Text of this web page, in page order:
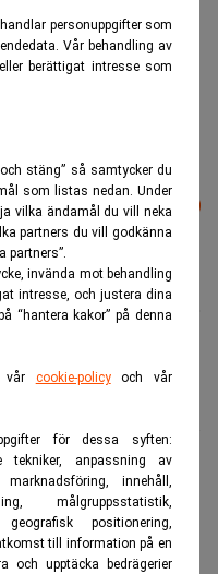
personuppgifter som
Vår behandling av
berättigat intresse som
stäng” så samtycker du
som listas nedan. Under
vilka ändamål du vill neka
partners du vill godkänna
partners”.
invända mot behandling
intresse, och justera dina
“hantera kakor” på denna
vår cookie-policyoch vår
för dessa syften:
tekniker, anpassning av
innehåll,
målgruppsstatistik,
positionering,
till information på en
och upptäcka bedrägerier
har startupsen
Det innebär att det
på drygt 70
kvar på året, enligt DI.
Prenumerera